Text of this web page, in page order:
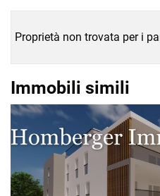
Proprietà non trovata per i
Immobili simili